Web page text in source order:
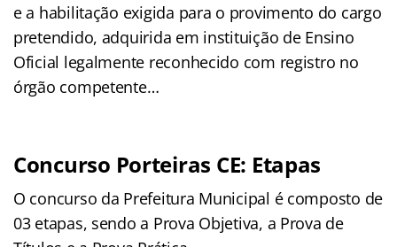
e a habilitação exigida para o provimento do cargo
pretendido, adquirida em instituição de Ensino
Oficial legalmente reconhecido com registro no
órgão competente…
Concurso Porteiras CE: Etapas
O concurso da Prefeitura Municipal é composto de
03 etapas, sendo a Prova Objetiva, a Prova de